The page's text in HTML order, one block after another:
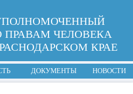
ПРАВАМ ЧЕЛОВЕКА
КРАЕ
ДОКУМЕНТЫ НОВОСТИ